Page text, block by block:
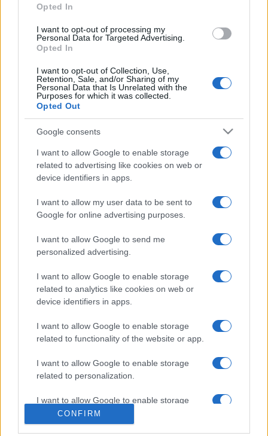
Opted In
I want to opt-out of processing my
Personal Data for Targeted Advertising.
Opted In
I want to opt-out of Collection, Use,
Retention, Sale, and/or Sharing of my
Personal Data that Is Unrelated with the
Purposes for which it was collected.
Opted Out
Google consents
I want to allow Google to enable storage
related to advertising like cookies on web or
device identifiers in apps.
I want to allow my user data to be sent to
Google for online advertising purposes.
I want to allow Google to send me
personalized advertising.
I want to allow Google to enable storage
related to analytics like cookies on web or
device identifiers in apps.
I want to allow Google to enable storage
related to functionality of the website or app.
I want to allow Google to enable storage
related to personalization.
I want to allow Google to enable storage
related to security, including authentication
functionality and fraud prevention, and other
CONFIRM
A ?reneszánsz Facebook?: humanisták kapcsolatai a 15.
századbancímmel tart előadást Krammerhofer Szilvia
művészettörténész február 17-én. Helyszín: Macskakő
közösségi tér, Eggenberg-ház (Sopron, Szent György u.12.).
A hónap végén pedig, február 27-én egész nap
programokkal várják az érdeklődőket. Reggel 10-kor Mátyás
király köszönti népét a Tábornok-ház erkélyéről, és az Ars
Historica Társulat Mátyás-meséjét láthatják-hallhatják a
vendégek a Fő téren. Majd reneszánsz játszóház várja a
kicsiket és nagyokat, amelynek keretében lesz lovagi torna,
ügyességi játékok, kódexrajzolás, táncház és ?
és a macskakői rablólovagok?címmel Dr.Németh Ildikó
főlevéltáros mesél.
Végezetül este ?Jégtörő Mátyás reneszánsz lakomáján?
vehetnek rész a látogatók a Gambrinus étteremben Gara
Historica Társulata és a Kvintesszencia Régizene Együttes